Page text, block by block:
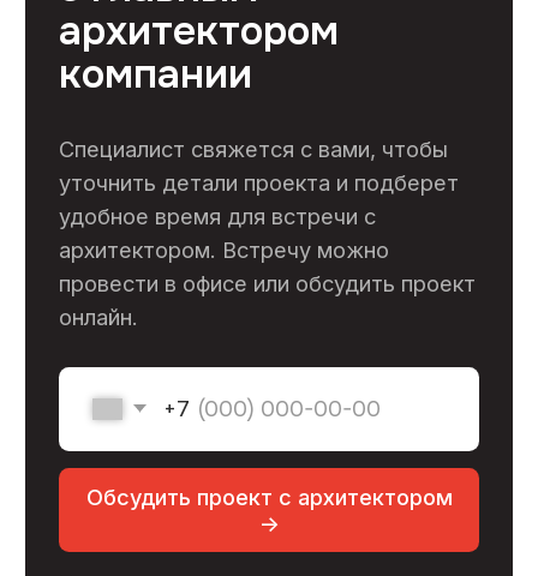
Профессиональный ремонт коммерческих
+7 (495) 133-87-65
info@skooperativ.ru
Контакты
ООО «ГК Стройкооператив»
стр. 1 БЦ Высота, офис 517/2 (метро
Ольховая)
Заказать звонок ->